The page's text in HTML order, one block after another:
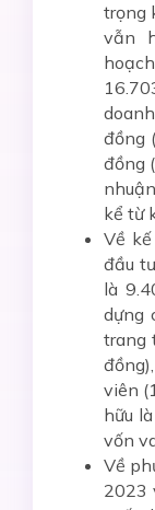
trọng
vẫn
đồng
đồng
kể từ
Về
đầu
là
dựng
trang
viên
hữu
vốn
Về
2023